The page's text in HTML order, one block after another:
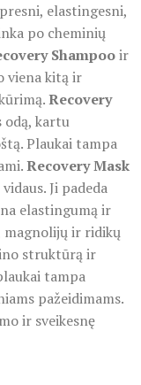
elastingesni,
po cheminių
Shampooir
viena kitą ir
Recovery
odą, kartu
Plaukai tampa
Recovery Mask
Ji padeda
elastingumą ir
magnolijų ir ridikų
struktūrą ir
tampa
pažeidimams.
ir sveikesnę